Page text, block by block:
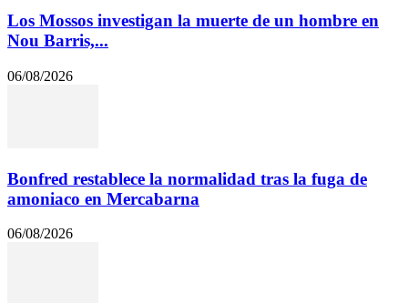
Los Mossos investigan la muerte de un hombre en
Nou Barris,...
06/08/2026
Bonfred restablece la normalidad tras la fuga de
amoniaco en Mercabarna
06/08/2026